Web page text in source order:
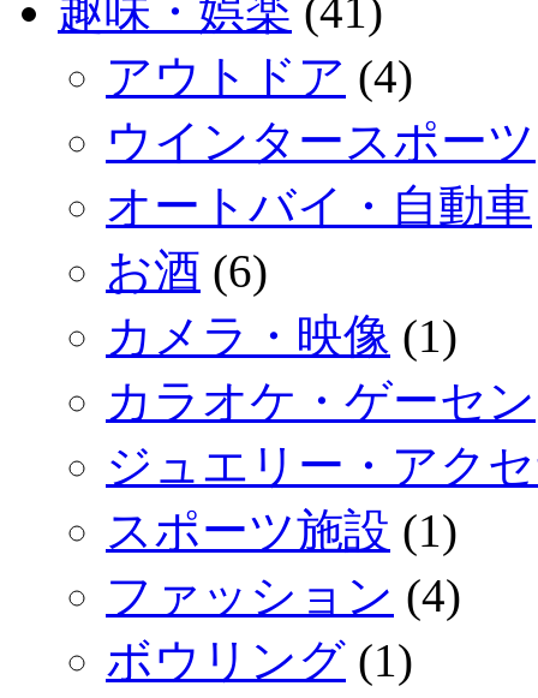
趣味・娯楽 (41)
アウトドア (4)
ウインタースポーツ
オートバイ・自動車
お酒 (6)
カメラ・映像 (1)
カラオケ・ゲーセン
ジュエリー・アク
スポーツ施設 (1)
ファッション (4)
ボウリング (1)